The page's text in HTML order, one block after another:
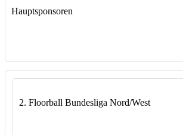
Hauptsponsoren
2. Floorball Bundesliga Nord/West